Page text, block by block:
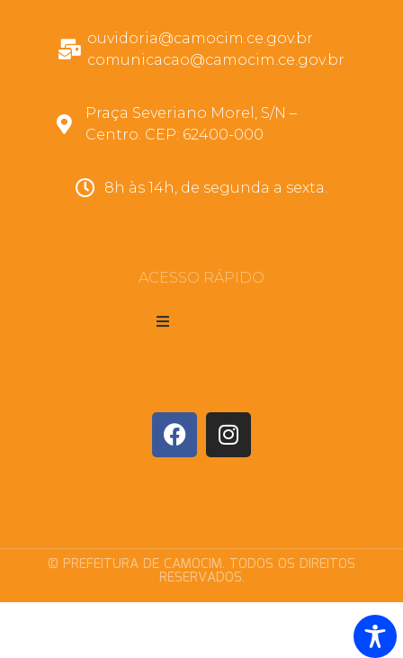
ouvidoria@camocim.ce.gov.br
comunicacao@camocim.ce.gov.br
Praça Severiano Morel, S/N –
Centro. CEP: 62400-000
8h às 14h, de segunda a sexta.
ACESSO RÁPIDO
© PREFEITURA DE CAMOCIM. TODOS OS DIREITOS
RESERVADOS.